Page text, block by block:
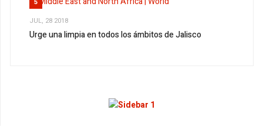
5
JUL, 28 2018
Urge una limpia en todos los ámbitos de Jalisco